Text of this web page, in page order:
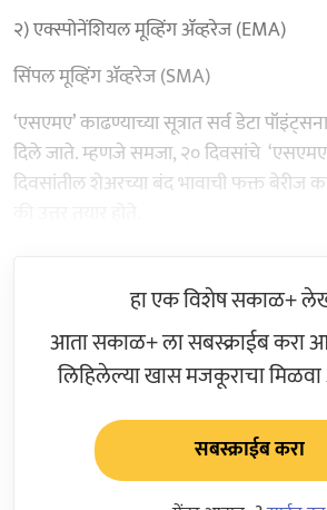
२) एक्स्पोनेंशियल मूव्हिंग ॲव्हरेज (EMA)
सिंपल मूव्हिंग ॲव्हरेज (SMA)
‘एसएमए’ काढण्याच्या सूत्रात सर्व डेटा
दिले जाते. म्हणजे समजा, २० दिवसांचे
दिवसांतील शेअरच्या बंद भावाची फक्त बेरीज
हा एक विशेष सकाळ+
आता सकाळ+ ला सबस्क्राईब करा
लिहिलेल्या खास मजकूराचा
सबस्क्राईब करा